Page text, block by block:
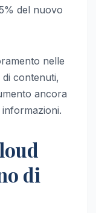
del nuovo
nelle
di contenuti,
ancora
di